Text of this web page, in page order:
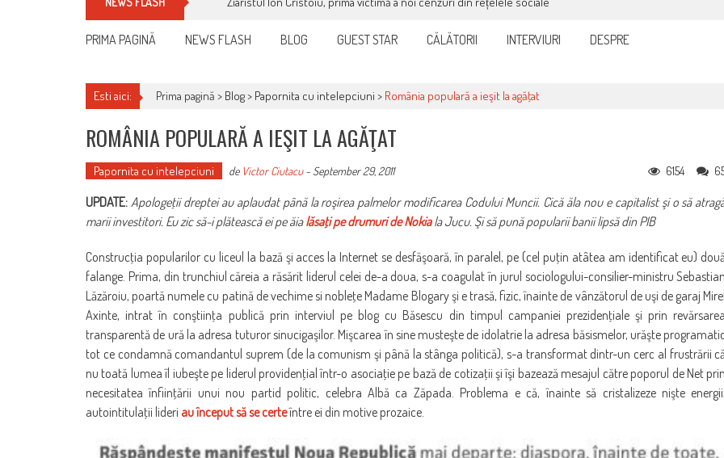
PRIMA PAGINĂ NEWS FLASH BLOG GUEST STAR CĂLĂTORII INTERVIURI DESPRE
Esti aici: Prima pagină > Blog> Papornita cu intelepciuni > România populară a ieşit la agăţat
ROMÂNIA POPULARĂ A IEŞIT LA AGĂŢAT
Papornita cu intelepciuni de Victor Ciutacu- September 29, 2011 6154
UPDATE: Apologeţii dreptei au aplaudat până la roşirea palmelor modificarea Codului Muncii. Cică ăla nou e capitalist şi o să
marii investitori. Eu zic să-i plătească ei pe ăialăsaţi pe drumuri de Nokiala Jucu. Şi să pună popularii banii lipsă din PIB
Construcţia popularilor cu liceul la bază şi acces la Internet se desfăşoară, în paralel, pe (cel puţin atâtea am identificat eu)
falange. Prima, din trunchiul căreia a răsărit liderul celei de-a doua, s-a coagulat în jurul sociologului-consilier-ministru
Lăzăroiu, poartă numele cu patină de vechime si nobleţe Madame Blogary şi e trasă, fizic, înainte de vânzătorul de uşi de garaj
Axinte, intrat în conştiinţa publică prin interviul pe blog cu Băsescu din timpul campaniei prezidenţiale şi prin
transparentă de ură la adresa tuturor sinucigaşilor. Mişcarea în sine musteşte de idolatrie la adresa băsismelor, urăşte
tot ce condamnă comandantul suprem (de la comunism şi până la stânga politică), s-a transformat dintr-un cerc al frustrării
nu toată lumea îl iubeşte pe liderul providenţial într-o asociaţie pe bază de cotizaţii şi îşi bazează mesajul către poporul de Net
necesitatea înfiinţării unui nou partid politic, celebra Albă ca Zăpada. Problema e că, înainte să cristalizeze nişte
autointitulaţii lideri au început să se certeîntre ei din motive prozaice.